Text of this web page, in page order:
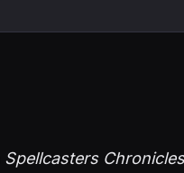
Spellcasters Chronicles